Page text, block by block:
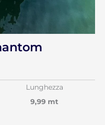
Lunghezza
9,99 mt